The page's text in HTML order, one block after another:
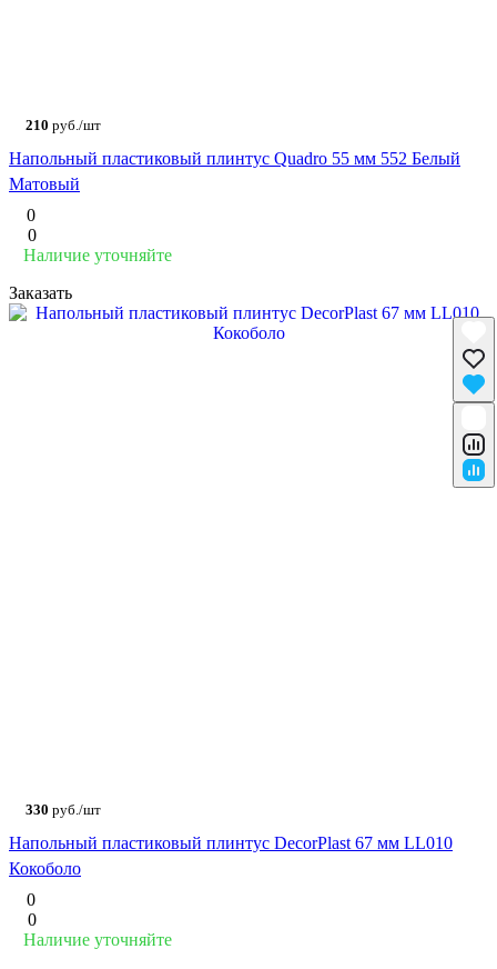
210 руб./шт
Напольный пластиковый плинтус Quadro 55 мм 552 Белый
Матовый
0
0
Наличие уточняйте
Заказать
330 руб./шт
Напольный пластиковый плинтус DecorPlast 67 мм LL010
Кокоболо
0
0
Наличие уточняйте